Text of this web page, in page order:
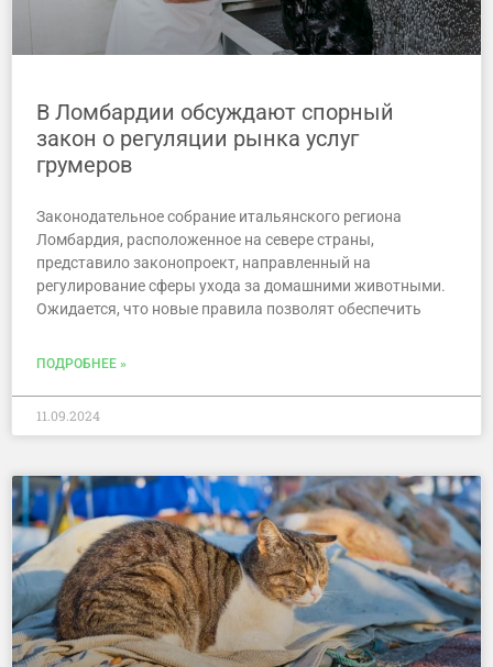
В Ломбардии обсуждают спорный
закон о регуляции рынка услуг
грумеров
Законодательное собрание итальянского региона
Ломбардия, расположенное на севере страны,
представило законопроект, направленный на
регулирование сферы ухода за домашними животными.
Ожидается, что новые правила позволят обеспечить
ПОДРОБНЕЕ »
11.09.2024